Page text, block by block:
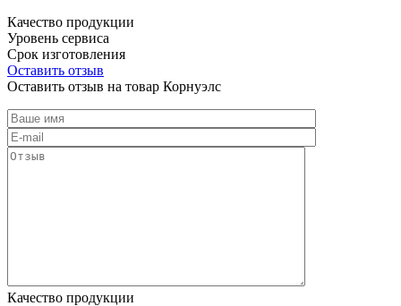
Качество продукции
Уровень сервиса
Срок изготовления
Оставить отзыв
Оставить отзыв на товар Корнуэлс
Качество продукции